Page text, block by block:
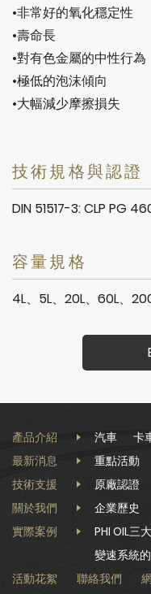
•非常好的氧化穩定性
•壽命長
•對有色金屬的中性行為
•極低的泡沫傾向
•大幅減少摩擦損失
技術規格與認證
DIN 51517-3: CLP PG
容量規格
4L、5L、20L、60L、
產品介紹 汽車 卡
最新消息
重點活動
技術支援
原廠認證
關於我們
企業歷史
實際案例
PHI OIL三
變速系統
活動花絮
聯絡我們